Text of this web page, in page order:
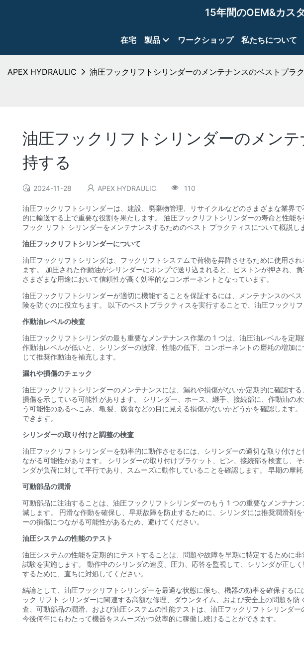
15年間のOEM&カス
在宅 製品 ワークショップ 私たちについて
APEX HYDRAULIC 油圧フックリフトシリンダーのメンテナンスのベストプラ
油圧フックリフトシリンダーのメン
持する
2024-11-28 APEX HYDRAULIC 110
油圧フックリフトシリンダーは、建設、廃棄物管理、リサイクルなどのさまざまな業界
的に輸送する上で重要な役割を果たします。 油圧フックリフトシリンダーの寿命と性
フック リフト シリンダーをメンテナンスするためのベスト プラクティスについて概説し
油圧フックリフトシリンダーについて
油圧フックリフトシリンダは、フックリフトシステムで荷物を昇降させるために使用さ
ます。 加圧された作動油がシリンダーにポンプで送り込まれると、ピストンが押され、
さまざまな用途において信頼性が高く効率的なコンポーネントとなっています。
油圧フックリフトシリンダーが適切に機能することを保証するには、メンテナンスのベ
険を防ぐのに役立ちます。 以下のベストプラクティスを実行することで、油圧フックリ
作動油レベルの検査
油圧フックリフトシリンダの最も重要なメンテナンス作業の 1 つは、油圧油レベルを定
作動油レベルが低いと、シリンダーの故障、性能の低下、コンポーネントの磨耗の増加
じて推奨作動油を補充します。
漏れや損傷のチェック
油圧フックリフトシリンダーのメンテナンスには、漏れや損傷がないか定期的に確認す
損傷を示している可能性があります。 シリンダー、ホース、継手、接続部に、作動油の
う可能性のあるへこみ、亀裂、腐食などの目に見える損傷がないかどうかを確認します
できます。
シリンダーの取り付けと調整の検査
油圧フックリフトシリンダーを効率的に動作させるには、シリンダーの適切な取り付け
ながる可能性があります。 シリンダーの取り付けブラケット、ピン、接続部を検査し、
ンダが負荷に対して平行であり、スムーズに動作していることを確認します。 早期の摩
可動部品の潤滑
可動部品に注油することは、油圧フックリフトシリンダーのもう 1 つの重要なメンテナ
減します。 円滑な作動を確保し、早期故障を防止するために、シリンダには推奨潤滑
ーの損傷につながる可能性があるため、避けてください。
油圧システムの性能のテスト
油圧システムの性能を定期的にテストすることは、問題や故障を早期に特定するために
試験を実施します。 動作中のシリンダの速度、圧力、応答を監視して、シリンダが正
するために、直ちに対処してください。
結論として、油圧フックリフトシリンダーを最適な状態に保ち、機器の効率を確保する
ック リフト シリンダーに関連する高額な修理、ダウンタイム、および安全上の問題を
査、可動部品の潤滑、および油圧システムの性能テストは、油圧フックリフトシリンダ
今後何年にもわたって機器をスムーズかつ効率的に稼働し続けることができます。